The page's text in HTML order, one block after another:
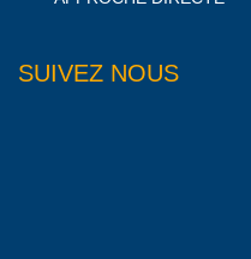
SUIVEZ NOUS